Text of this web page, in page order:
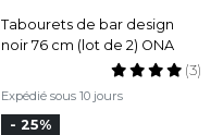
Tabourets de bar design
noir 76 cm (lot de 2) ONA
Expédié sous 10 jours
(3)
- 25%